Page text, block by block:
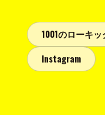
1001のローキッ
Instagram